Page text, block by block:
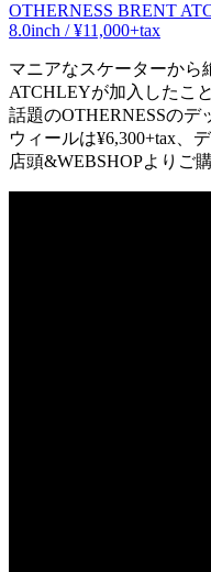
OTHERNESS BRENT
8.0inch / ¥11,000+tax
マニアなスケーターから
ATCHLEYが加入したこ
話題のOTHERNESSのデ
ウィールは¥6,300+tax、
店頭&WEBSHOPよりご